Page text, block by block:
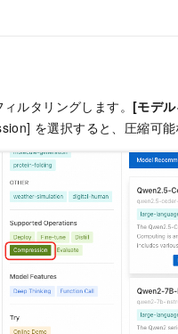
ルタリングします。 [モデ
を選択すると、圧縮可能